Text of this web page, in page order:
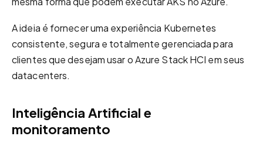
A ideia é fornecer uma experiência Kubernetes
consistente, segura e totalmente gerenciada para
clientes que desejam usar o Azure Stack HCI em seus
datacenters.
Inteligência Artificial e
monitoramento